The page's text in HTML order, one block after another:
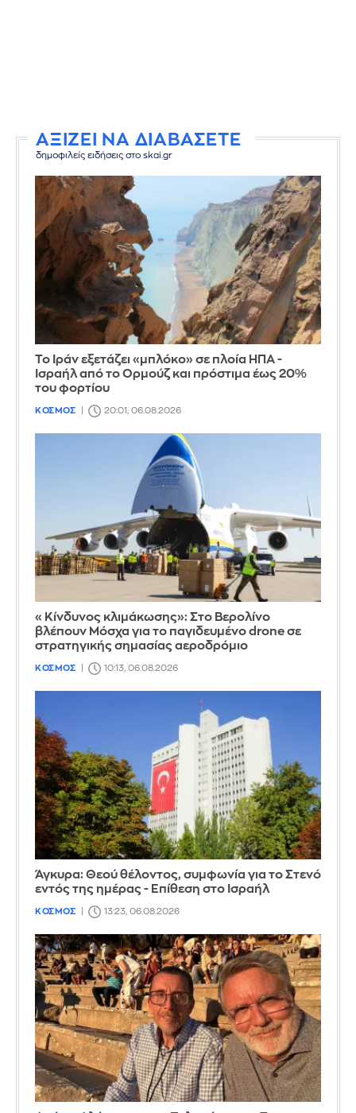
ΑΞΙΖΕΙ ΝΑ ΔΙΑΒΑΣΕΤΕ
δημοφιλείς ειδήσεις στο skai.gr
Το Ιράν εξετάζει «μπλόκο» σε πλοία ΗΠΑ -
Ισραήλ από το Ορμούζ και πρόστιμα έως 20%
του φορτίου
ΚΟΣΜΟΣ 20:01, 06.08.2026
«Κίνδυνος κλιμάκωσης»: Στο Βερολίνο
βλέπουν Μόσχα για το παγιδευμένο drone σε
στρατηγικής σημασίας αεροδρόμιο
ΚΟΣΜΟΣ 10:13, 06.08.2026
Άγκυρα: Θεού θέλοντος, συμφωνία για το Στενό
εντός της ημέρας - Επίθεση στο Ισραήλ
ΚΟΣΜΟΣ 13:23, 06.08.2026